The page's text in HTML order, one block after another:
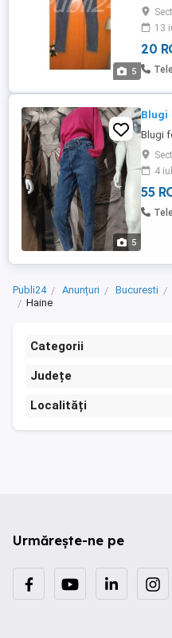
5
,
de
fara
. Pret
: 40
13
20
5
Blugi
Blugi
4
55
Publi24 Anunțuri Bucuresti
Haine
Categorii
Județe
Localități
Urmărește-ne pe